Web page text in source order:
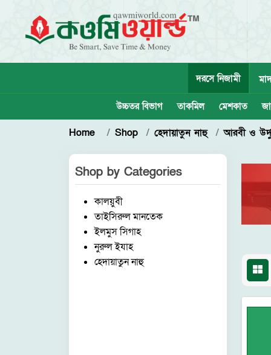
দরসে নিজামী
উচ্চতর বিভাগ তাকমিল মেশকাত
Home Shop হেদায়াতুন নাহু আরবী ও
Shop by Categories
কালয়ুবী
তাইসিরুল মানতেক
ইলমুস সিগাহ
নুরুল ইযাহ
হেদায়াতুন নাহু